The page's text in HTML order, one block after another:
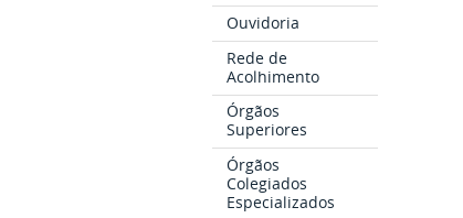
Ouvidoria
Rede de
Acolhimento
Órgãos
Superiores
Órgãos
Colegiados
Especializados